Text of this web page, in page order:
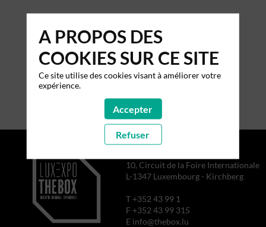
10, Circuit de la Foire Internationale
L-1347 Luxembourg - Kirchberg
T +352 43 99 1
F +352 43 99 315
E info@thebox.lu
A PROPOS DES
COOKIES SUR CE SITE
Ce site utilise des cookies visant à améliorer votre
expérience.
Accepter
Refuser